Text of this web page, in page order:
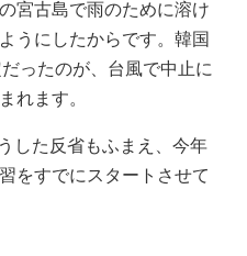
宮古島で雨のために溶け
うにしたからです。韓国
ったのが、台風で中止に
れます。
した反省もふまえ、今年
をすでにスタートさせて